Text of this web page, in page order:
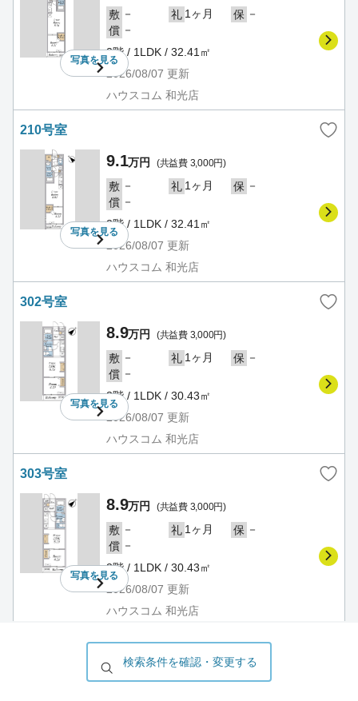
写真を見る
敷 － 礼 1ヶ月 保 －
償 －
2階 / 1LDK / 32.41㎡
2026/08/07 更新
ハウスコム 和光店
210号室
写真を見る
9.1万円 (共益費 3,000円)
敷 － 礼 1ヶ月 保 －
償 －
2階 / 1LDK / 32.41㎡
2026/08/07 更新
ハウスコム 和光店
302号室
写真を見る
8.9万円 (共益費 3,000円)
敷 － 礼 1ヶ月 保 －
償 －
3階 / 1LDK / 30.43㎡
2026/08/07 更新
ハウスコム 和光店
303号室
写真を見る
8.9万円 (共益費 3,000円)
敷 － 礼 1ヶ月 保 －
償 －
3階 / 1LDK / 30.43㎡
2026/08/07 更新
ハウスコム 和光店
8.9万円 (共益費 3,000円)
検索条件を確認・変更する